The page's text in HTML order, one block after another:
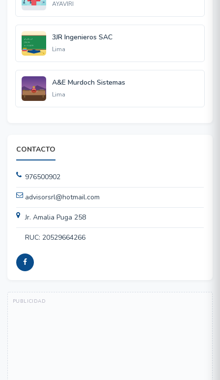
AYAVIRI
3JR Ingenieros SAC
Lima
A&E Murdoch Sistemas
Lima
CONTACTO
976500902
advisorsrl@hotmail.com
Jr. Amalia Puga 258
RUC: 20529664266